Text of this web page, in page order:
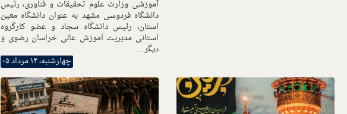
آموزشی وزارت علوم تحقیقات و فناوری، رئیس
دانشگاه فردوسی مشهد به عنوان دانشگاه معین
استان، رئیس دانشگاه سجاد و عضو کارگروه
استانی مدیریت آموزش عالی خراسان رضوی و
دیگر...
چهارشنبه، ۱۴ مرداد ۰۵